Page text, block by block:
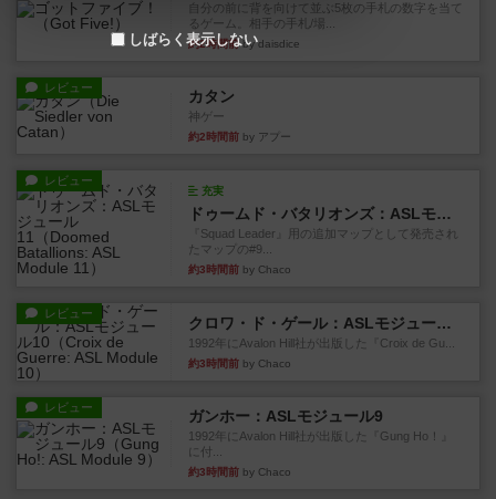
自分の前に背を向けて並ぶ5枚の手札の数字を当て
るゲーム。相手の手札/場...
約2時間前by daisdice
レビュー カタン
神ゲー
約2時間前 by アプー
レビュー
充実
ドゥームド・バタリオンズ：ASLモジュール11
『Squad Leader』用の追加マップとして発売され
たマップの#9...
約3時間前 by Chaco
レビュー
クロワ・ド・ゲール：ASLモジュール10
1992年にAvalon Hill社が出版した『Croix de Gu...
約3時間前 by Chaco
レビュー ガンホー：ASLモジュール9
1992年にAvalon Hill社が出版した『Gung Ho！』
に付...
約3時間前 by Chaco
しばらく表示しない